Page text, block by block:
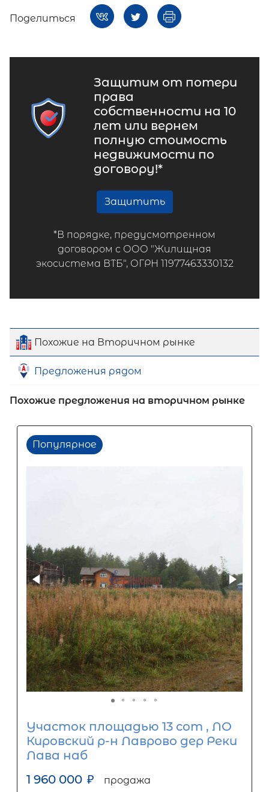
Поделиться
Защитим от потери
права
собственности на 10
лет или вернем
полную стоимость
недвижимости по
договору!*
Защитить
*В порядке, предусмотренном
договором с ООО "Жилищная
экосистема ВТБ", ОГРН 11977463330132
Похожие на Вторичном рынке
Предложения рядом
Похожие предложения на вторичном рынке
Популярное
Участок площадью 13 сот , ЛО
Кировский р-н Лаврово дер Реки
Лава наб
1 960 000 ₽ продажа